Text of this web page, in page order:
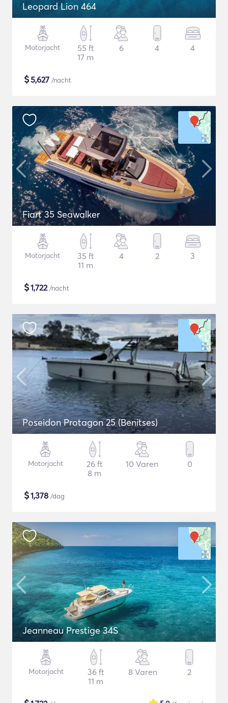
Leopard Lion 464
Motorjacht
55 ft
17 m
6 4 4
$5,627 /nacht
Fiart 35 Seawalker
Motorjacht
35 ft
11 m
4 2 3
$1,722/nacht
Poseidon Protagon 25 (Benitses)
Motorjacht
26 ft
8 m
10 Varen 0
$1,378 /dag
Jeanneau Prestige 34S
Motorjacht
36 ft
11 m
8 Varen 2